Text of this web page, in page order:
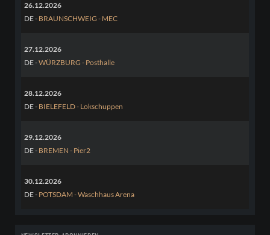
26.12.2026
DE - BRAUNSCHWEIG - MEC
27.12.2026
DE -WÜRZBURG - Posthalle
28.12.2026
DE - BIELEFELD - Lokschuppen
29.12.2026
DE - BREMEN - Pier2
30.12.2026
DE - POTSDAM - Waschhaus Arena